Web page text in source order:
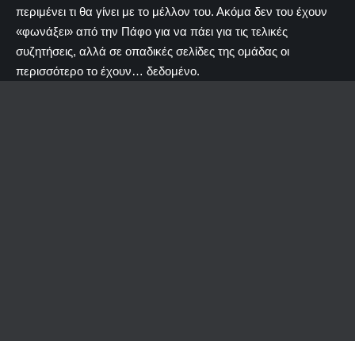
περιμένει τι θα γίνει με το μέλλον του. Ακόμα δεν του έχουν
«φωνάξει» από την Πάφο για να πάει για τις τελικές
συζητήσεις, αλλά σε οπαδικές σελίδες της ομάδας οι
περισσότερο το έχουν… δεδομένο.